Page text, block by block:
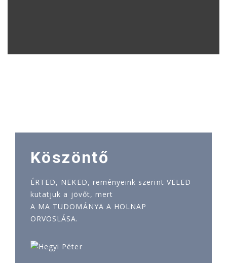
Köszöntő
ÉRTED, NEKED, reményeink szerint VELED
kutatjuk a jövőt, mert
A MA TUDOMÁNYA A HOLNAP
ORVOSLÁSA.